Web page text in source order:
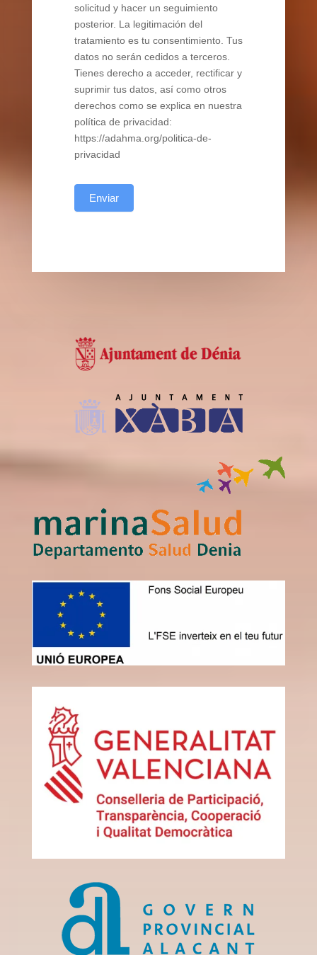
solicitud y hacer un seguimiento
posterior. La legitimación del
tratamiento es tu consentimiento. Tus
datos no serán cedidos a terceros.
Tienes derecho a acceder, rectificar y
suprimir tus datos, así como otros
derechos como se explica en nuestra
política de privacidad:
https://adahma.org/politica-de-
privacidad
Enviar